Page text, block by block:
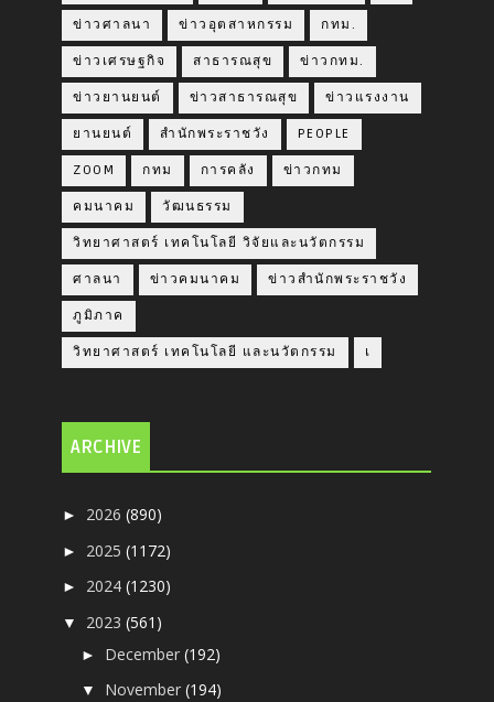
ข่าวศาลนา ข่าวอุตสาหกรรม กทม.
ข่าวเศรษฐกิจ สาธารณสุข ข่าวกทม.
ข่าวยานยนต์ ข่าวสาธารณสุข ข่าวแรงงาน
ยานยนต์ สำนักพระราชวัง PEOPLE
ZOOM กทม การคลัง ข่าวกทม
คมนาคม วัฒนธรรม
วิทยาศาสตร์ เทคโนโลยี วิจัยและนวัตกรรม
ศาลนา ข่าวคมนาคม ข่าวสำนักพระราชวัง
ภูมิภาค
วิทยาศาสตร์ เทคโนโลยี และนวัตกรรม เ
ARCHIVE
► 2026(890)
► 2025(1172)
► 2024(1230)
▼ 2023(561)
► December(192)
▼ November(194)